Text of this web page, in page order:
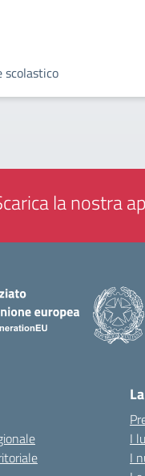
scolastico
la nostra
I
I